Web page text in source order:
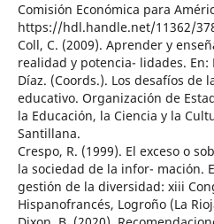
Comisión Económica para
https://hdl.handle.net/11362/
Coll, C. (2009). Aprender y
realidad y potencia- lidades. En:
Díaz. (Coords.). Los desafíos de
educativo. Organización de
la Educación, la Ciencia y la
Santillana.
Crespo, R. (1999). El exceso o
la sociedad de la infor- mación.
gestión de la diversidad: xiii
Hispanofrancés, Logroño (La